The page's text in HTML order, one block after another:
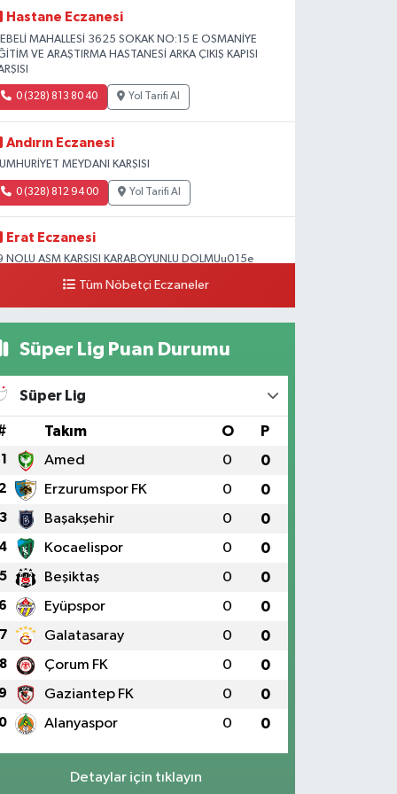
Hastane Eczanesi
MAHALLESİ 3625 SOKAK NO:15 E OSMANİYE
VE ARAŞTIRMA HASTANESİ ARKA ÇIKIŞ KAPISI
0 (328) 813 80 40 Yol Tarifi Al
Andırın Eczanesi
MEYDANI KARŞISI
0 (328) 812 94 00 Yol Tarifi Al
Erat Eczanesi
NOLU ASM KARSISI KARABOYUNLU DOLMUu015e
Tüm Nöbetçi Eczaneler
Süper Lig Puan Durumu
Süper Lig
Takım O P
1 Amed 0 0
2 Erzurumspor FK 0 0
3 Başakşehir 0 0
4 Kocaelispor 0 0
5 Beşiktaş 0 0
6 Eyüpspor 0 0
7 Galatasaray 0 0
8 Çorum FK 0 0
9 Gaziantep FK 0 0
Alanyaspor 0 0
Detaylar için tıklayın